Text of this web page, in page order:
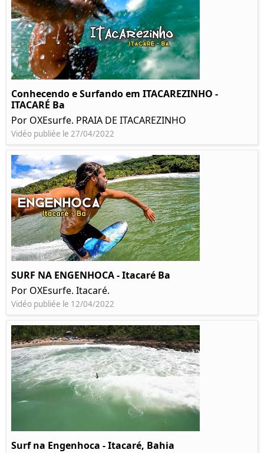
Conhecendo e Surfando em ITACAREZINHO -
ITACARÉ Ba
Por OXEsurfe. PRAIA DE ITACAREZINHO
Vidéo publiée le 27/04/2022
SURF NA ENGENHOCA - Itacaré Ba
Por OXEsurfe. Itacaré.
Vidéo publiée le 12/04/2022
Surf na Engenhoca - Itacaré, Bahia